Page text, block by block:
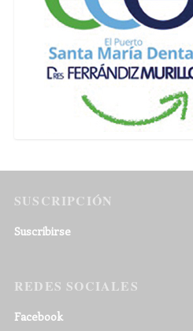
SUSCRIPCIÓN
Suscribirse
REDES SOCIALES
Facebook